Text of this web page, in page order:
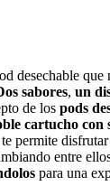
desechable que
sabores, un
de los pods
cartucho con
te permite
entre
para una